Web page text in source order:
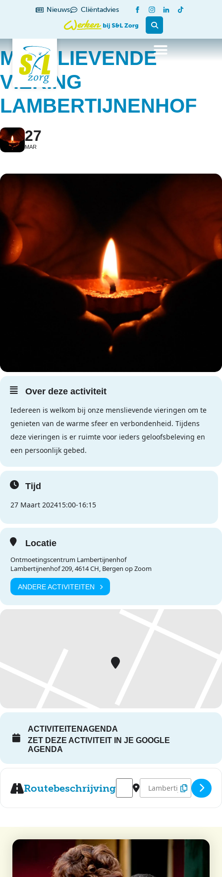
Nieuws Cliëntadvies
MENSLIEVENDE
VIERING
LAMBERTIJNENHOF
27
MAR
Over deze activiteit
Iedereen is welkom bij onze menslievende vieringen om te
genieten van de warme sfeer en verbondenheid. Tijdens
deze vieringen is er ruimte voor ieders geloofsbeleving en
een persoonlijk gebed.
Tijd
27 Maart 202415:00-16:15
Locatie
Ontmoetingscentrum Lambertijnenhof
Lambertijnenhof 209, 4614 CH, Bergen op Zoom
ANDERE ACTIVITEITEN
ACTIVITEITENAGENDA
ZET DEZE ACTIVITEIT IN JE GOOGLE
AGENDA
Routebeschrijving
Address - Menslievende
Destination Address -